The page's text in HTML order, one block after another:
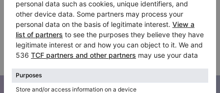
Verkoopprijs:
$5,995.00
Gebruikte, Yamaha, U30B
Jaar: 1986 Hoogte: 51″
Land: Verenigde Staten
Stad:Eastchester
Bedrijf
Abonneer u op onze nieuwsbrief